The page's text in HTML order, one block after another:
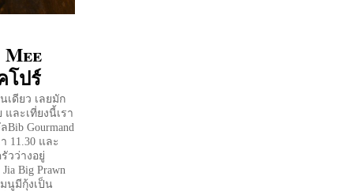
โปร์
เดียว เลยมัก
ละเที่ยงนี้เรา
Gourmand
11.30 และ
วว่างอยู่
Big Prawn
มนูมีกุ้งเป็น